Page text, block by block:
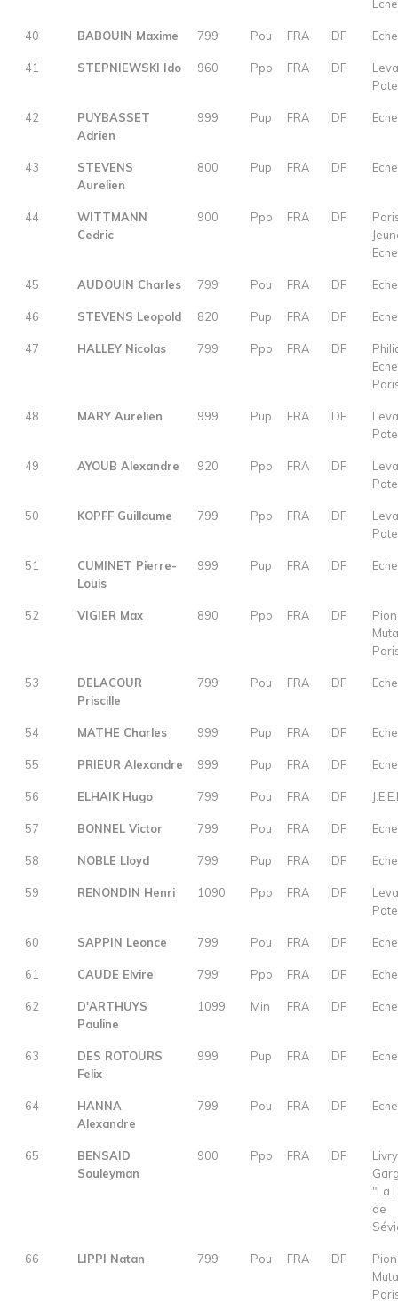
40 BABOUIN Maxime 799 Pou FRA IDF
41 STEPNIEWSKI Ido 960 Ppo FRA IDF
42
PUYBASSET
Adrien
999 Pup FRA IDF
43
STEVENS
Aurelien
800 Pup FRA IDF
44
WITTMANN
Cedric
900 Ppo FRA IDF
45 AUDOUIN Charles 799 Pou FRA IDF
46 STEVENS Leopold 820 Pup FRA IDF
47 HALLEY Nicolas 799 Ppo FRA IDF
48 MARY Aurelien 999 Pup FRA IDF
49 AYOUB Alexandre 920 Ppo FRA IDF
50 KOPFF Guillaume 799 Ppo FRA IDF
51
CUMINET Pierre-
Louis
999 Pup FRA IDF
52 VIGIER Max 890 Ppo FRA IDF
Pion
53
DELACOUR
Priscille
799 Pou FRA IDF
54 MATHE Charles 999 Pup FRA IDF
55 PRIEUR Alexandre 999 Pup FRA IDF
56 ELHAIK Hugo 799 Pou FRA IDF
57 BONNEL Victor 799 Pou FRA IDF
58 NOBLE Lloyd 799 Pup FRA IDF
59 RENONDIN Henri 1090 Ppo FRA IDF
60 SAPPIN Leonce 799 Pou FRA IDF
61 CAUDE Elvire 799 Ppo FRA IDF
62
D'ARTHUYS
Pauline
1099 Min FRA IDF
63
DES ROTOURS
Felix
999 Pup FRA IDF
64
HANNA
Alexandre
799 Pou FRA IDF
65
BENSAID
Souleyman
900 Ppo FRA IDF
Livry
"La
de
66 LIPPI Natan 799 Pou FRA IDF
Pion